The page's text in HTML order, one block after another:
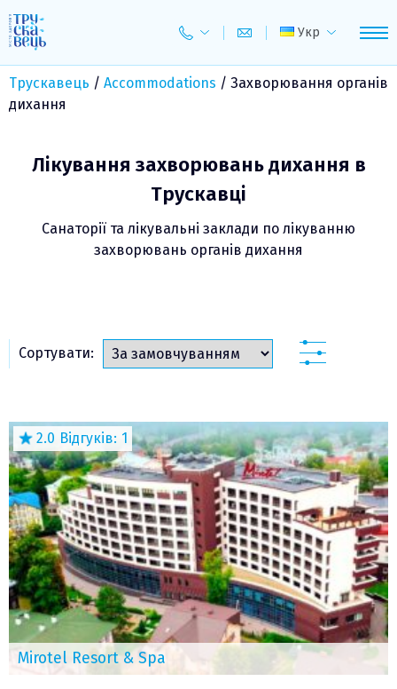
to
content
Укр
Трускавець / Accommodations / Захворювання органів
дихання
Лікування захворювань дихання в
Трускавці
Санаторії та лікувальні заклади по лікуванню
захворювань органів дихання
Mirotel Resort & Spa
2.0 Відгуків: 1
Сортувати: